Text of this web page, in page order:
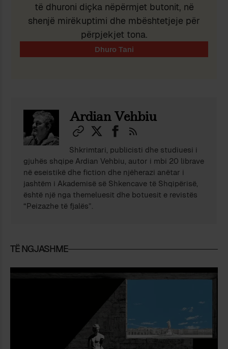
të dhuroni diçka nëpërmjet butonit, në
shenjë mirëkuptimi dhe mbështetjeje për
përpjekjet tona.
Ardian Vehbiu
Shkrimtari, publicisti dhe studiuesi i
gjuhës shqipe Ardian Vehbiu, autor i mbi 20 librave
në eseistikë dhe fiction dhe njëherazi anëtar i
jashtëm i Akademisë së Shkencave të Shqipërisë,
është një nga themeluesit dhe botuesit e revistës
“Peizazhe të fjalës”.
TË NGJASHME